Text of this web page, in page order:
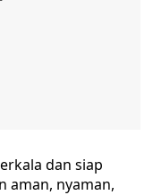
dan siap
aman, nyaman,